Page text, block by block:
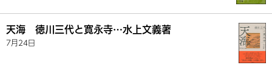
天海 徳川三代と寛永寺…水上文義著
7月24日